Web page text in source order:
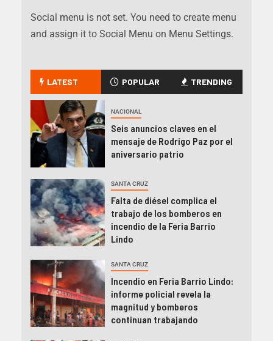
Social menu is not set. You need to create menu
and assign it to Social Menu on Menu Settings.
LATEST POPULAR TRENDING
NACIONAL
Seis anuncios claves en el
mensaje de Rodrigo Paz por el
aniversario patrio
SANTA CRUZ
Falta de diésel complica el
trabajo de los bomberos en
incendio de la Feria Barrio
Lindo
SANTA CRUZ
Incendio en Feria Barrio Lindo:
informe policial revela la
magnitud y bomberos
continuan trabajando